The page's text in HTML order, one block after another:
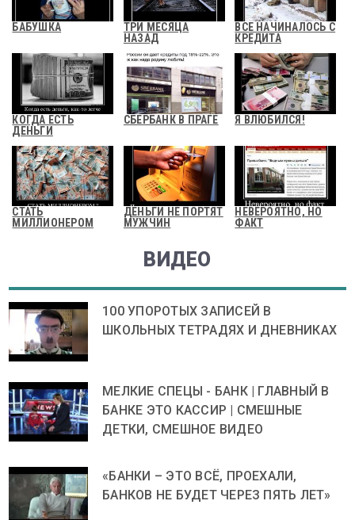
БАБУШКА
ТРИ МЕСЯЦА
НАЗАД
ВСЕ НАЧИНАЛОСЬ С
КРЕДИТА
КОГДА ЕСТЬ
ДЕНЬГИ
СБЕРБАНК В ПРАГЕ Я ВЛЮБИЛСЯ!
СТАТЬ
МИЛЛИОНЕРОМ
ДЕНЬГИ НЕ ПОРТЯТ
МУЖЧИН
НЕВЕРОЯТНО, НО
ФАКТ
ВИДЕО
100 УПОРОТЫХ ЗАПИСЕЙ В
ШКОЛЬНЫХ ТЕТРАДЯХ И ДНЕВНИКАХ
МЕЛКИЕ СПЕЦЫ - БАНК | ГЛАВНЫЙ В
БАНКЕ ЭТО КАССИР | СМЕШНЫЕ
ДЕТКИ, СМЕШНОЕ ВИДЕО
«БАНКИ – ЭТО ВСЁ, ПРОЕХАЛИ,
БАНКОВ НЕ БУДЕТ ЧЕРЕЗ ПЯТЬ ЛЕТ»